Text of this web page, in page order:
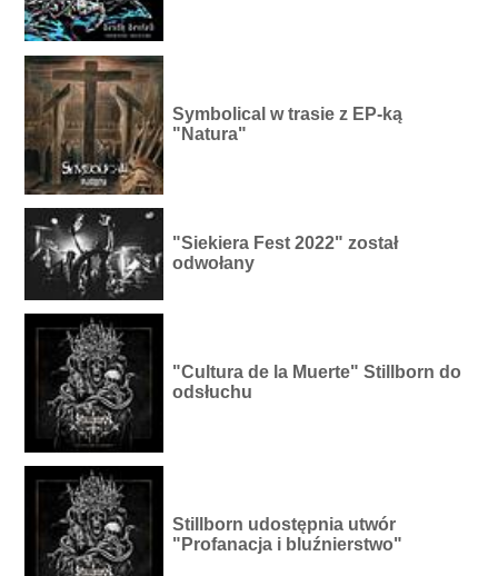
Symbolical w trasie z EP-ką
"Natura"
"Siekiera Fest 2022" został
odwołany
"Cultura de la Muerte" Stillborn do
odsłuchu
Stillborn udostępnia utwór
"Profanacja i bluźnierstwo"